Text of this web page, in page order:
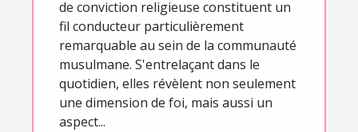
de conviction religieuse constituent un
fil conducteur particulièrement
remarquable au sein de la communauté
musulmane. S'entrelaçant dans le
quotidien, elles révèlent non seulement
une dimension de foi, mais aussi un
aspect...